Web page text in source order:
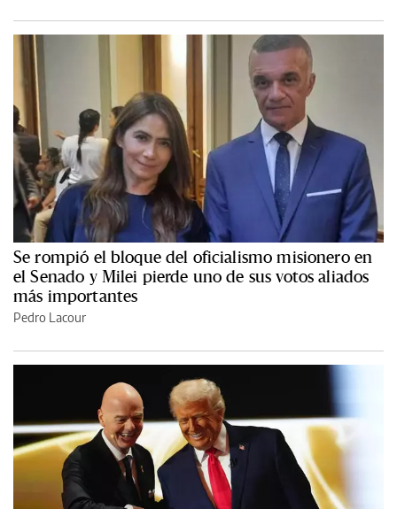
Se rompió el bloque del oficialismo misionero en
el Senado y Milei pierde uno de sus votos aliados
más importantes
Pedro Lacour